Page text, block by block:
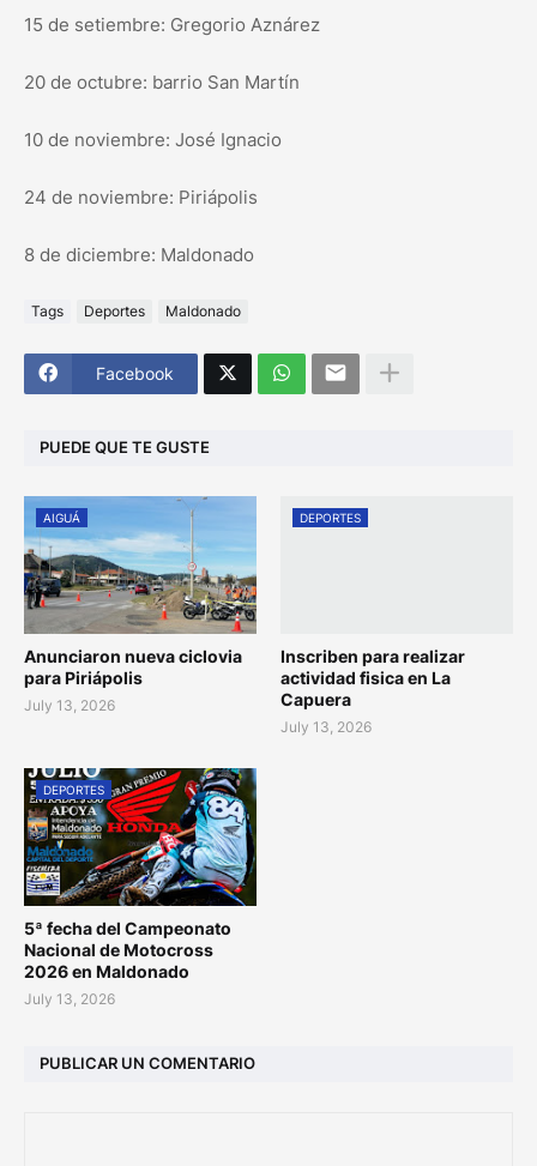
15 de setiembre: Gregorio Aznárez
20 de octubre: barrio San Martín
10 de noviembre: José Ignacio
24 de noviembre: Piriápolis
8 de diciembre: Maldonado
Tags Deportes Maldonado
Facebook
PUEDE QUE TE GUSTE
AIGUÁ
Anunciaron nueva ciclovia
para Piriápolis
July 13, 2026
DEPORTES
Inscriben para realizar
actividad fisica en La
Capuera
July 13, 2026
DEPORTES
5ª fecha del Campeonato
Nacional de Motocross
2026 en Maldonado
July 13, 2026
PUBLICAR UN COMENTARIO